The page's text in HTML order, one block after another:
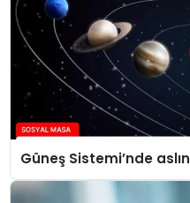
Güneş Sistemi’nde